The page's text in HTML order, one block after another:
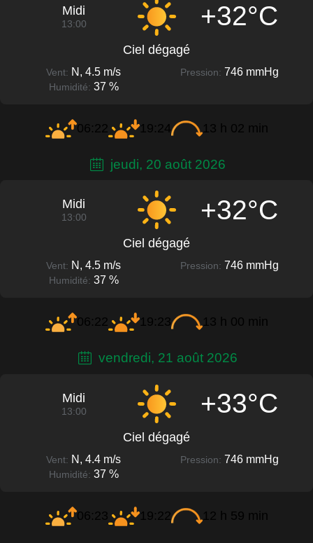
Midi
13:00 +32°C
Ciel dégagé
Vent: N, 4.5 m/s Pression: 746 mmHg
Humidité: 37 %
06:22 19:24 13 h 02 min
jeudi, 20 août 2026
Midi
13:00 +32°C
Ciel dégagé
Vent: N, 4.5 m/s Pression: 746 mmHg
Humidité: 37 %
06:22 19:23 13 h 00 min
vendredi, 21 août 2026
Midi
13:00 +33°C
Ciel dégagé
Vent: N, 4.4 m/s Pression: 746 mmHg
Humidité: 37 %
06:23 19:22 12 h 59 min